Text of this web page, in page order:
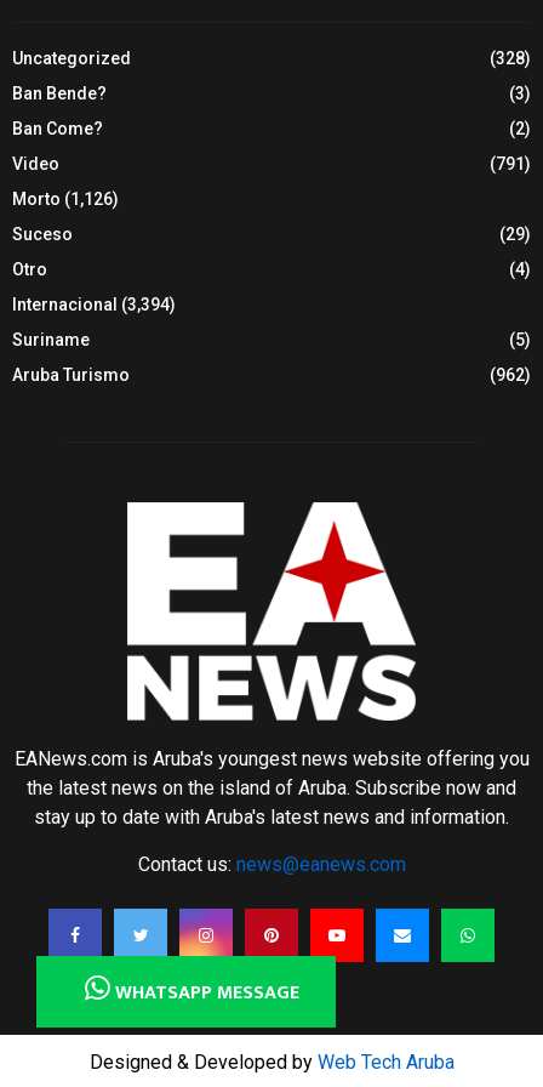
Uncategorized
(328)
Ban Bende?
(3)
Ban Come?
(2)
Video
(791)
Morto (1,126)
Suceso
(29)
Otro
(4)
Internacional (3,394)
Suriname
(5)
Aruba Turismo
(962)
EANews.com is Aruba's youngest news website offering you
the latest news on the island of Aruba. Subscribe now and
stay up to date with Aruba's latest news and information.
Contact us: news@eanews.com
Designed & Developed by Web Tech Aruba
WHATSAPP MESSAGE